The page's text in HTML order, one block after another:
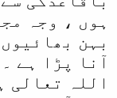
ہوں ، وجہ
بہن
آنا پڑا ہے
اللہ تعالی